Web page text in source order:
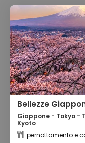
Bellezze
Giappone - Tokyo -
Kyoto
pernottamento e